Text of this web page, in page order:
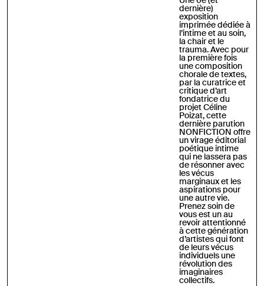
dernière)
exposition
imprimée dédiée à
l’intime et au soin,
la chair et le
trauma. Avec pour
la première fois
une composition
chorale de textes,
par la curatrice et
critique d’art
fondatrice du
projet Céline
Poizat, cette
dernière parution
NONFICTION offre
un virage éditorial
poétique intime
qui ne lassera pas
de résonner avec
les vécus
marginaux et les
aspirations pour
une autre vie.
Prenez soin de
vousest un au
revoir attentionné
à cette génération
d’artistes qui font
de leurs vécus
individuels une
révolution des
imaginaires
collectifs.